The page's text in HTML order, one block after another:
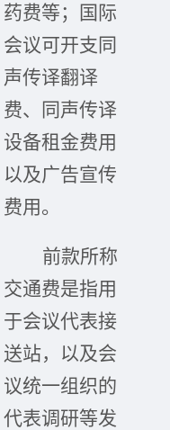
药费等；国际
会议可开支同
声传译翻译
费、同声传译
设备租金费用
以及广告宣传
费用。
前款所称
交通费是指用
于会议代表接
送站，以及会
议统一组织的
代表调研等发